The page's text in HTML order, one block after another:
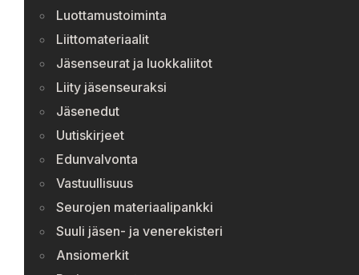
Luottamustoiminta
Liittomateriaalit
Jäsenseurat ja luokkaliitot
Liity jäsenseuraksi
Jäsenedut
Uutiskirjeet
Edunvalvonta
Vastuullisuus
Seurojen materiaalipankki
Suuli jäsen- ja venerekisteri
Ansiomerkit